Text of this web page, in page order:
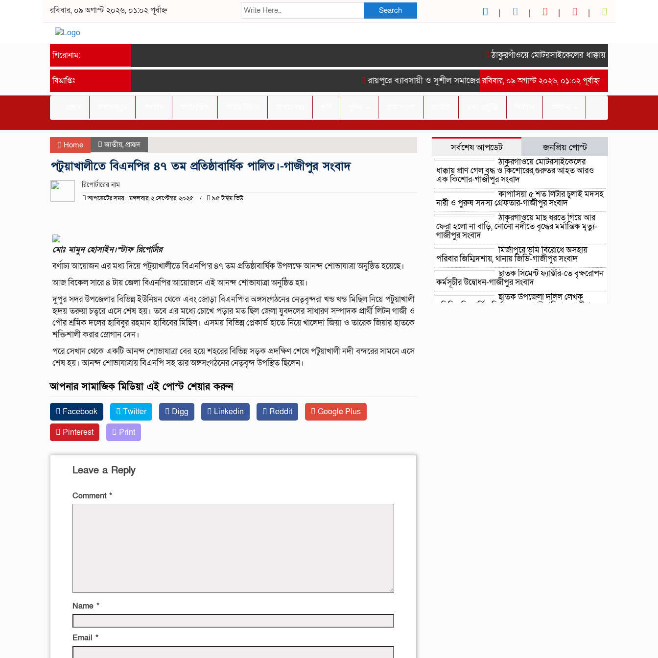
রবিবার, ০৯ অগাস্ট ২০২৬, ০১:০২ পূর্বাহ্ন Search
শিরোনাম: ঠাকুরগাঁওয়ে মোটরসাইকেলের ধাক্কায় প্রাণ গেল
বিঙাপ্তিঃ রায়পুরে ব্যাবসায়ী ও সুশীল সমাজের সম্মানে সাইদ জুটনের ইফতার মাহফিল অনুষ্ঠিত।-গাজীপুর
রবিবার, ০৯ অগাস্ট ২০২৬, ০১:০২ পূর্বাহ্ন
Home জাতীয়, প্রচ্ছদ
পটুয়াখালীতে বিএনপির ৪৭ তম প্রতিষ্ঠাবার্ষিক পালিত।-গাজীপুর সংবাদ
রিপোর্টারের নাম
আপডেটের সময় : মঙ্গলবার, ২ সেপ্টেম্বর, ২০২৫ ৯৫ টাইম ভিউ
মোঃ মামুন হোসাইন।স্টাফ রিপোর্টার
বর্ণাঢ্য আয়োজন এর মধ্য দিয়ে পটুয়াখালীতে বিএনপি’র ৪৭ তম প্রতিষ্ঠাবার্ষিক উপলক্ষে আনন্দ শোভাযাত্রা অনুষ্ঠিত হয়েছে।
আজ বিকেল সারে ৪ টায় জেলা বিএনপির আয়োজনে এই আনন্দ শোভাযাত্রা অনুষ্ঠিত হয়।
দুপুর সদর উপজেলার বিভিন্ন ইউনিয়ন থেকে এবং জোড়া বিএনপি’র অঙ্গসংগঠনের নেতৃবৃন্দরা খন্ড খন্ড মিছিল নিয়ে পটুয়াখালী
হৃদয় তরুয়া চত্বরে এসে শেষ হয়। তবে এর মধ্যে চোখে পড়ার মত ছিল জেলা যুবদলের সাধারণ সম্পাদক প্রার্থী লিটন গাজী ও
পৌর শ্রমিক দলের হাবিবুর রহমান হাবিবের মিছিল। এসময় বিভিন্ন প্লেকার্ড হাতে নিয়ে খালেদা জিয়া ও তারেক জিয়ার হাতকে
শক্তিশালী করার স্লোগান দেন।
পরে সেখান থেকে একটি আনন্দ শোভাযাত্রা বের হয়ে শহরের বিভিন্ন সড়ক প্রদক্ষিণ শেষে পটুয়াখালী নদী বন্দরের সামনে এসে
শেষ হয়। আনন্দ শোভাযাত্রায় বিএনপি সহ তার অঙ্গসংগঠনের নেতৃবৃন্দ উপস্থিত ছিলেন।
আপনার সামাজিক মিডিয়া এই পোস্ট শেয়ার করুন
Facebook Twitter Digg Linkedin Reddit
Google Plus
Pinterest
Print
Leave a Reply
Comment *
Name *
Email *
সর্বশেষ আপডেট জনপ্রিয় পোস্ট
ঠাকুরগাঁওয়ে মোটরসাইকেলের
ধাক্কায় প্রাণ গেল বৃদ্ধ ও কিশোরের,গুরুতর আহত আরও
এক কিশোর-গাজীপুর সংবাদ
কাপাসিয়া ৫ শত লিটার চুলাই মদসহ
নারী ও পুরুষ সদস্য গ্রেফতার-গাজীপুর সংবাদ
ঠাকুরগাঁওয়ে মাছ ধরতে গিয়ে আর
ফেরা হলো না বাড়ি, নোনো নদীতে বৃদ্ধের মর্মান্তিক মৃত্যু-
গাজীপুর সংবাদ
মির্জাপুরে ভূমি বিরোধে অসহায়
পরিবার জিম্মিদশায়, থানায় জিডি-গাজীপুর সংবাদ
ছাতক সিমেন্ট ফ্যাক্টরি-তে বৃক্ষরোপন
কর্মসূচীর উদ্বোধন-গাজীপুর সংবাদ
ছাতক উপজেলা দলিল লেখক
সমিতির ত্রি-বার্ষিক নির্বাচন ২২ আগষ্ট শনিবার-গাজীপুর